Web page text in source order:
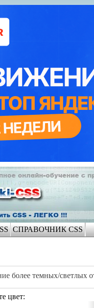
СПРАВОЧНИК CSS
более темных/светлых
цвет: